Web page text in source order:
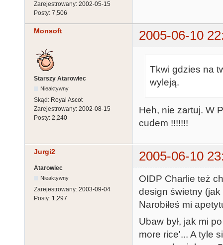
Zarejestrowany: 2002-05-15
Posty: 7,506
Monsoft 2005-06-10
Starszy Atarowiec
Nieaktywny
Skąd: Royal Ascot
Zarejestrowany: 2002-08-15
Posty: 2,240
Tkwi gdzies na
wyleją.
Heh, nie zartuj. W
cudem !!!!!!!
Jurgi2 2005-06-10
Atarowiec
Nieaktywny
Zarejestrowany: 2003-09-04
Posty: 1,297
OIDP Charlie też
design świetny
Narobiłeś mi
Ubaw był, jak mi
more rice'... A tyle